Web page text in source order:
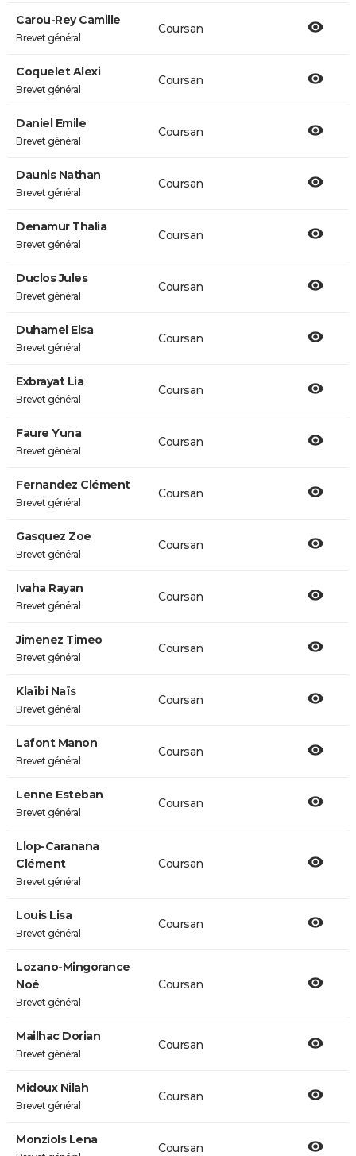
Carou-Rey Camille
Brevet général
Coursan
Coquelet Alexi
Brevet général
Coursan
Daniel Emile
Brevet général
Coursan
Daunis Nathan
Brevet général
Coursan
Denamur Thalia
Brevet général
Coursan
Duclos Jules
Brevet général
Coursan
Duhamel Elsa
Brevet général
Coursan
Exbrayat Lia
Brevet général
Coursan
Faure Yuna
Brevet général
Coursan
Fernandez Clément
Brevet général
Coursan
Gasquez Zoe
Brevet général
Coursan
Ivaha Rayan
Brevet général
Coursan
Jimenez Timeo
Brevet général
Coursan
Klaïbi Naïs
Brevet général
Coursan
Lafont Manon
Brevet général
Coursan
Lenne Esteban
Brevet général
Coursan
Llop-Caranana
Clément
Brevet général
Coursan
Louis Lisa
Brevet général
Coursan
Lozano-Mingorance
Noé
Brevet général
Coursan
Mailhac Dorian
Brevet général
Coursan
Midoux Nilah
Brevet général
Coursan
Monziols Lena
Coursan